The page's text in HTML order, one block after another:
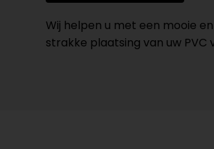
Wij helpen u met een mooie en
strakke plaatsing van uw PVC